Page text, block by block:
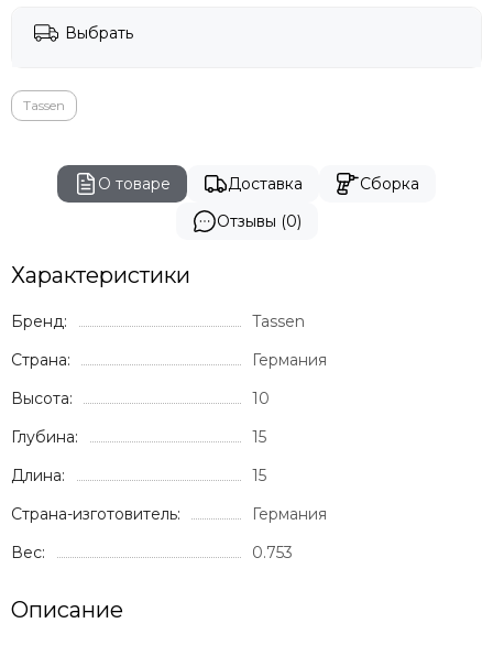
Genart
BIZZ
Выбрать
Tassen
О товаре Доставка
Сборка
Отзывы (0)
Характеристики
Бренд:
Tassen
Страна:
Германия
Высота:
10
Глубина:
15
Длина:
15
Страна-изготовитель:
Германия
Вес:
0.753
Описание